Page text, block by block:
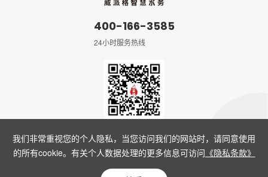
我们非常重视您的个人隐私，当您访问我们的网站时，请同意使用
的所有cookie。有关个人数据处理的更多信息可访问 《隐私条款》
400-166-3585
24小时服务热线